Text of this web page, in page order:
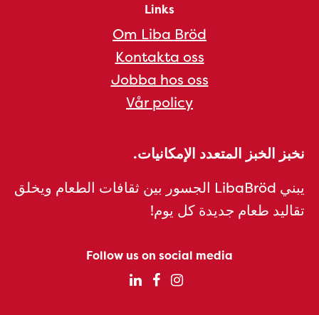
Links
Om Liba Bröd
Kontakta oss
Jobba hos oss
Vår policy
نخبز الخبز المتعدد الإمكانيات.
يبني LibaBröd الجسور بين ثقافات الطعام ويخلق
تقاليد طعام جديدة كل يوم!
Follow us on social media